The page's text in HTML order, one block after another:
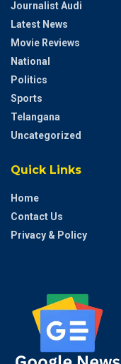
Journalist Audi
Latest News
Movie Reviews
National
Politics
Sports
Telangana
Uncategorized
Quick Links
Home
Contact Us
Privacy & Policy